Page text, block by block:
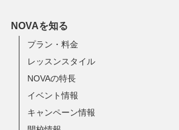
NOVAを知る
プラン・料金
レッスンスタイル
NOVAの特長
イベント情報
キャンペーン情報